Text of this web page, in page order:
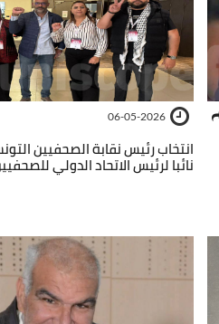
06-05-2026
انتخاب رئيس نقابة الصحفيين
نائبا لرئيس الاتحاد الدولي